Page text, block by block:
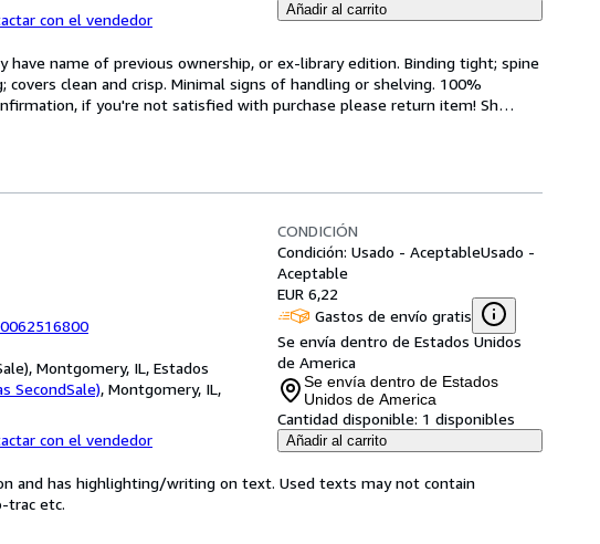
con el vendedor
Añadir al carrito
have name of previous ownership, or ex-library edition. Binding tight; spine
clean and crisp. Minimal signs of handling or shelving. 100%
if you're not satisfied with purchase please return item! Sh…
Montgomery, IL, Estados
SecondSale), Montgomery, IL,
con el vendedor
CONDICIÓN
Condición: Usado - AceptableUsado -
Aceptable
EUR 6,22
Gastos de envío gratis
Se envía dentro de Estados Unidos
de America
Se envía dentro de Estados
Unidos de America
Cantidad disponible: 1 disponibles
Añadir al carrito
and has highlighting/writing on text. Used texts may not contain
trac etc.